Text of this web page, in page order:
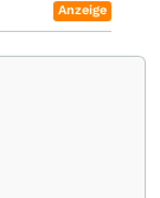
Anzeige